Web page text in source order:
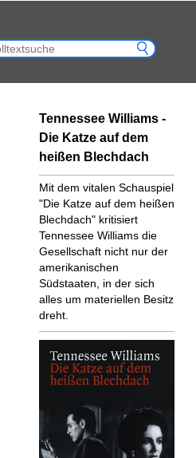
Tennessee Williams -
Die Katze auf dem
heißen Blechdach
Mit dem vitalen Schauspiel
"Die Katze auf dem heißen
Blechdach" kritisiert
Tennessee Williams die
Gesellschaft nicht nur der
amerikanischen
Südstaaten, in der sich
alles um materiellen Besitz
dreht.